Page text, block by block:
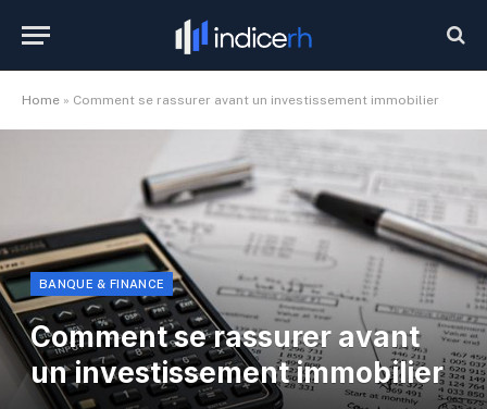
Home » Comment se rassurer avant un investissement immobilier
BANQUE & FINANCE
Comment se rassurer avant
un investissement immobilier